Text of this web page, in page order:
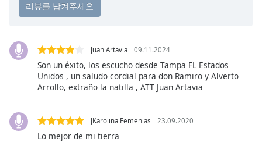
Subtitles
settings
opens
subtitles
settings
dialog
off
,
selected
Juan Artavia 09.11.2024
Son un éxito, los escucho desde Tampa FL Estados
Unidos , un saludo cordial para don Ramiro y Alverto
Arrollo, extraño la natilla , ATT Juan Artavia
JKarolina Femenias 23.09.2020
Lo mejor de mi tierra